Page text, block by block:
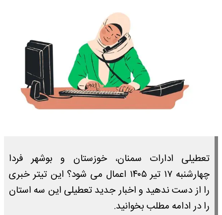
تعطیلی ادارات سمنان، خوزستان و بوشهر فردا
چهارشنبه ۱۷ تیر ۱۴۰۵ اعمال می شود؟ این تیتر خبری
را از دست ندهید و اخبار جدید تعطیلی این سه استان
را در ادامه مطلب بخوانید.